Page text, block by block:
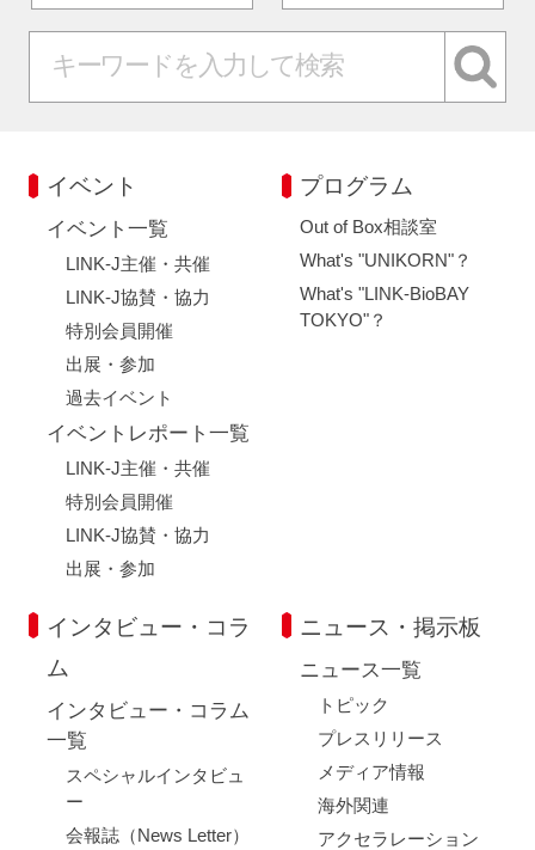
イベント
イベント一覧
LINK-J主催・共催
LINK-J協賛・協力
特別会員開催
出展・参加
過去イベント
イベントレポート一覧
LINK-J主催・共催
特別会員開催
LINK-J協賛・協力
出展・参加
プログラム
Out of Box相談室
What's "UNIKORN"？
What's "LINK-BioBAY
TOKYO"？
インタビュー・コラ
ム
インタビュー・コラム
一覧
スペシャルインタビュ
ー
会報誌（News Letter）
ニュース・掲示板
ニュース一覧
トピック
プレスリリース
メディア情報
海外関連
アクセラレーション